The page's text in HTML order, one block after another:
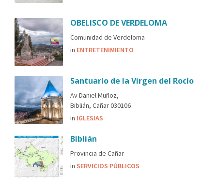
OBELISCO DE VERDELOMA
Comunidad de Verdeloma
in ENTRETENIMIENTO
Santuario de la Virgen del Rocío
Av Daniel Muñoz,
Biblián, Cañar 030106
in IGLESIAS
Biblián
Provincia de Cañar
in SERVICIOS PÚBLICOS